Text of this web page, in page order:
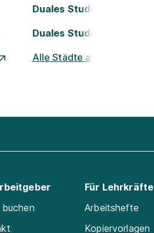
Duales Studium Köln
Duales Studium Nürnberg
Alle Städte ansehen
Für Lehrkräfte
Arbeitshefte
Kopiervorlagen